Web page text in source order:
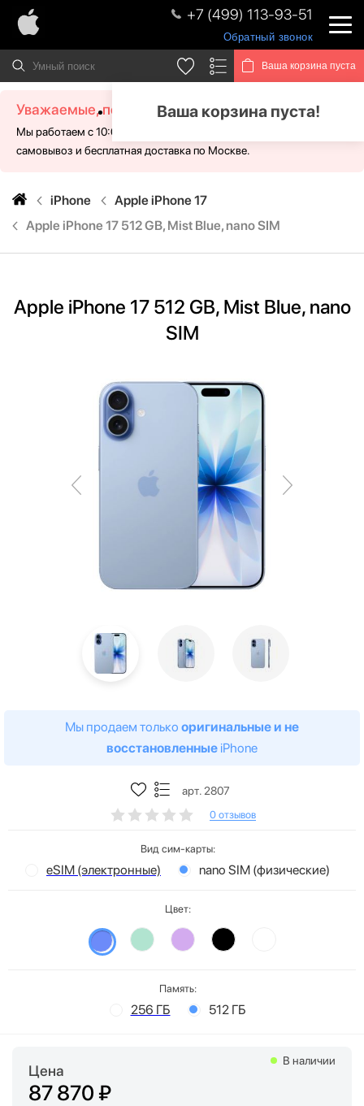
+7 (499) 113-93-51
Обратный звонок
Ваша корзина пуста
Ваша корзина пуста!
Уважаемые, посетители!
Мы работаем с 10:00 - 21:00 без выходных. Для Вас доступен
самовывоз и бесплатная доставка по Москве.
iPhone
Apple iPhone 17
Apple iPhone 17 512 GB, Mist Blue, nano SIM
Apple iPhone 17 512 GB, Mist Blue, nano
SIM
Мы продаем только оригинальные и не
восстановленные iPhone
арт. 2807
0 отзывов
Вид сим-карты:
eSIM (электронные) nano SIM (физические)
Цвет:
Память:
256 ГБ 512 ГБ
Цена
87 870 ₽
В наличии